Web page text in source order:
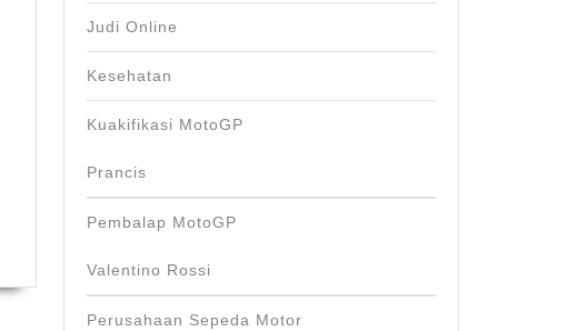
Judi Online
Kesehatan
Kuakifikasi MotoGP
Prancis
Pembalap MotoGP
Valentino Rossi
Perusahaan Sepeda Motor